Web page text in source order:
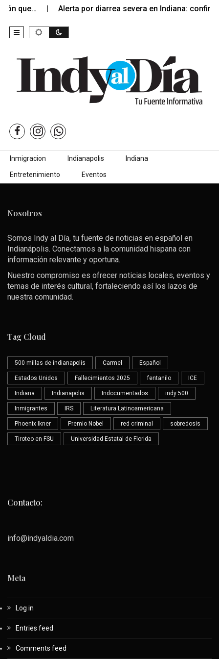
que… Alerta por diarrea severa en Indiana:
Skip to content
Inmigracion Indianapolis Indiana
Entretenimiento Eventos
Nosotros
Somos Indy al Día, tu fuente de noticias en español en
Indianápolis. Conectamos a la comunidad hispana con
información relevante y oportuna.
Nuestro compromiso es ofrecer noticias locales, eventos y
temas de interés cultural, fortaleciendo así los lazos de
nuestra comunidad.
Tag Cloud
500 millas de indianapolis Carmel Español
Estados Unidos Fallecimientos 2025 fentanilo ICE
Indiana Indianapolis Indocumentados indy 500
Inmigrantes IRS Literatura Latinoamericana
Phoenix Ikner Premio Nobel red criminal sobredosis
Tiroteo en FSU Universidad Estatal de Florida
Contacto:
info@indyaldia.com
Meta
Log in
Entries feed
Comments feed